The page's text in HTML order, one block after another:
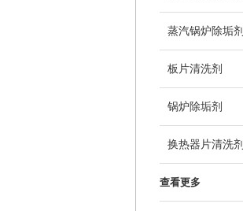
蒸汽锅炉除垢剂
板片清洗剂
锅炉除垢剂
换热器片清洗剂
查看更多